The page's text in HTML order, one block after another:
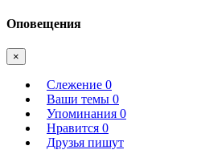
Оповещения
×
Слежение 0
Ваши темы 0
Упоминания 0
Нравится 0
Друзья пишут